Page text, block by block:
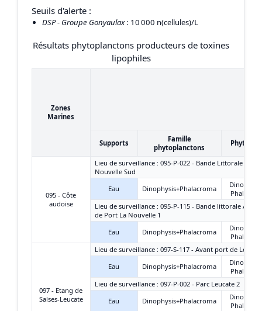
Seuils d'alerte :
DSP - Groupe Gonyaulax: 10 000 n(cellules)/L
Résultats phytoplanctons producteurs de toxines
lipophiles
Zones
Marines
Supports
Famille
phytoplanctons
095 - Côte
audoise
Lieu de surveillance : 095-P-022 - Bande Littorale -
Nouvelle Sud
Eau
Dinophysis+Phalacroma
Lieu de surveillance : 095-P-115 - Bande littorale Aude
de Port La Nouvelle 1
Eau
Dinophysis+Phalacroma
097 - Etang de
Salses-Leucate
Lieu de surveillance : 097-S-117 - Avant port de
Eau
Dinophysis+Phalacroma
Lieu de surveillance : 097-P-002 - Parc Leucate 2
Eau
Dinophysis+Phalacroma